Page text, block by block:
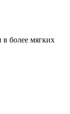
в более мягких